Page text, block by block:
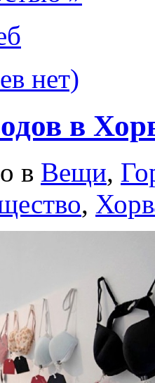
нет)
в
в Вещи,
,